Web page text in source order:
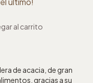
de acacia, de gran
gracias a su